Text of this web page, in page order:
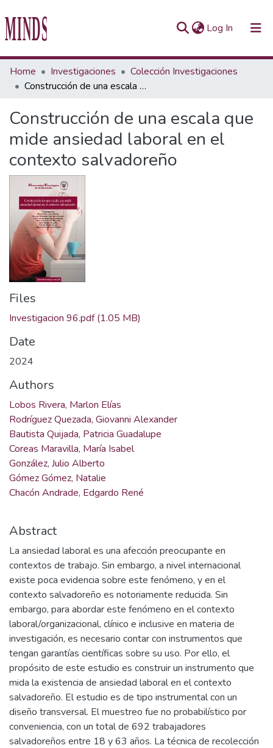
Log In (current)
Communities & Collections
All of Repository UTEC
Statistics
Home Investigaciones
Colección Investigaciones
Construcción de una escala que mide ansiedad laboral en el contexto salvadoreño
Construcción de una escala que
mide ansiedad laboral en el
contexto salvadoreño
Files
Investigacion 96.pdf(1.05 MB)
Date
2024
Authors
Lobos Rivera, Marlon Elías
Rodríguez Quezada, Giovanni Alexander
Bautista Quijada, Patricia Guadalupe
Coreas Maravilla, María Isabel
González, Julio Alberto
Gómez Gómez, Natalie
Chacón Andrade, Edgardo René
Abstract
La ansiedad laboral es una afección preocupante en
contextos de trabajo. Sin embargo, a nivel internacional
existe poca evidencia sobre este fenómeno, y en el
contexto salvadoreño es notoriamente reducida. Sin
embargo, para abordar este fenómeno en el contexto
laboral/organizacional, clínico e inclusive en materia de
investigación, es necesario contar con instrumentos que
tengan garantías científicas sobre su uso. Por ello, el
propósito de este estudio es construir un instrumento que
mida la existencia de ansiedad laboral en el contexto
salvadoreño. El estudio es de tipo instrumental con un
diseño transversal. El muestreo fue no probabilístico por
conveniencia, con un total de 692 trabajadores
salvadoreños entre 18 y 63 años. La técnica de recolección